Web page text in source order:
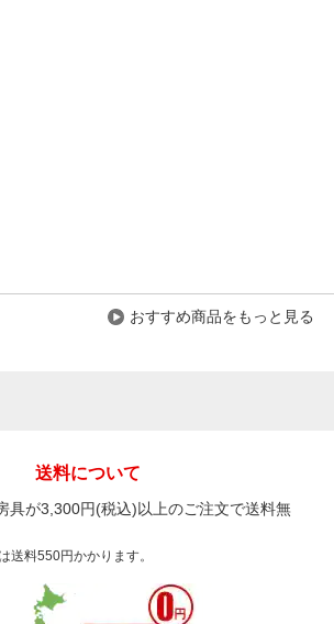
おすすめ商品をもっと見る
送料について
具が3,300円(税込)以上のご注文で送料無
料550円かかります。